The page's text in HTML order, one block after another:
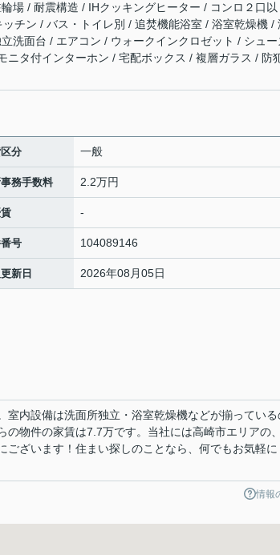
場 / 耐震構造 / IHクッキングヒーター / コンロ２口以
チン / バス・トイレ別 / 追焚機能浴室 / 浴室乾燥機 /
洗面台 / エアコン / ウォークインクロゼット / シュー
ニタ付インターホン / 宅配ボックス / 複層ガラス / 防
分 一般
務手数料 2.2万円
-
号 104089146
新日 2026年08月05日
内設備は洗面所独立・浴室乾燥機などが揃っている
の物件の家賃は7.7万です。当社には高崎市エリアの
ざいます！住まい探しのことなら、何でもお気軽に
情報